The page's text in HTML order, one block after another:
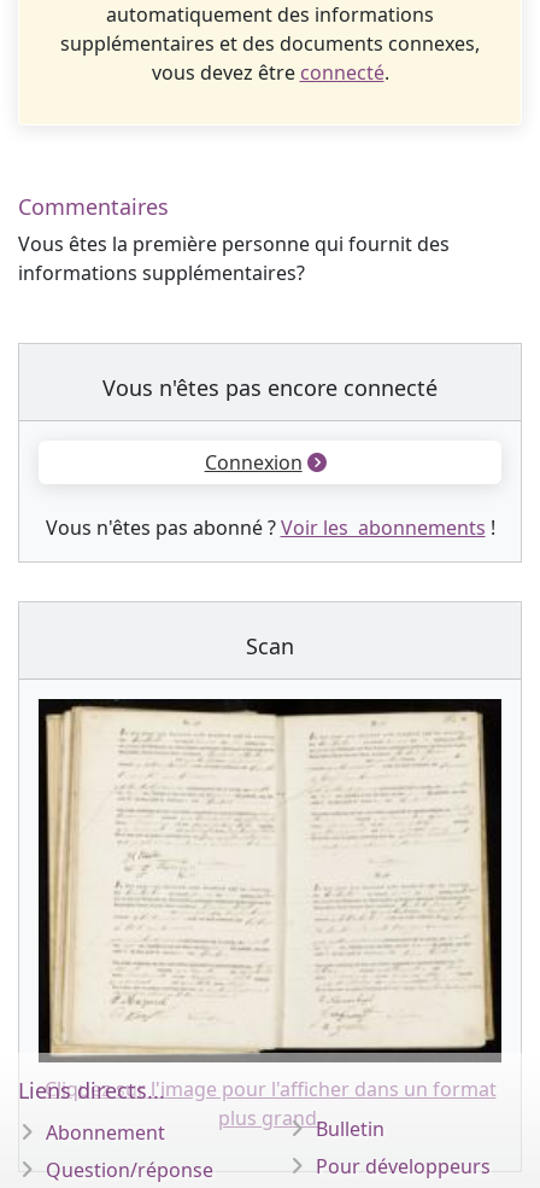
automatiquement des informations
supplémentaires et des documents connexes,
vous devez être connecté.
Commentaires
Vous êtes la première personne qui fournit des
informations supplémentaires?
Vous n'êtes pas encore connecté
Connexion
Vous n'êtes pas abonné ?Voir les abonnements !
Scan
Cliquez sur l'image pour l'afficher dans un format
plus grand.
Liens directs...
Abonnement
Question/réponse
Bulletin
Pour développeurs